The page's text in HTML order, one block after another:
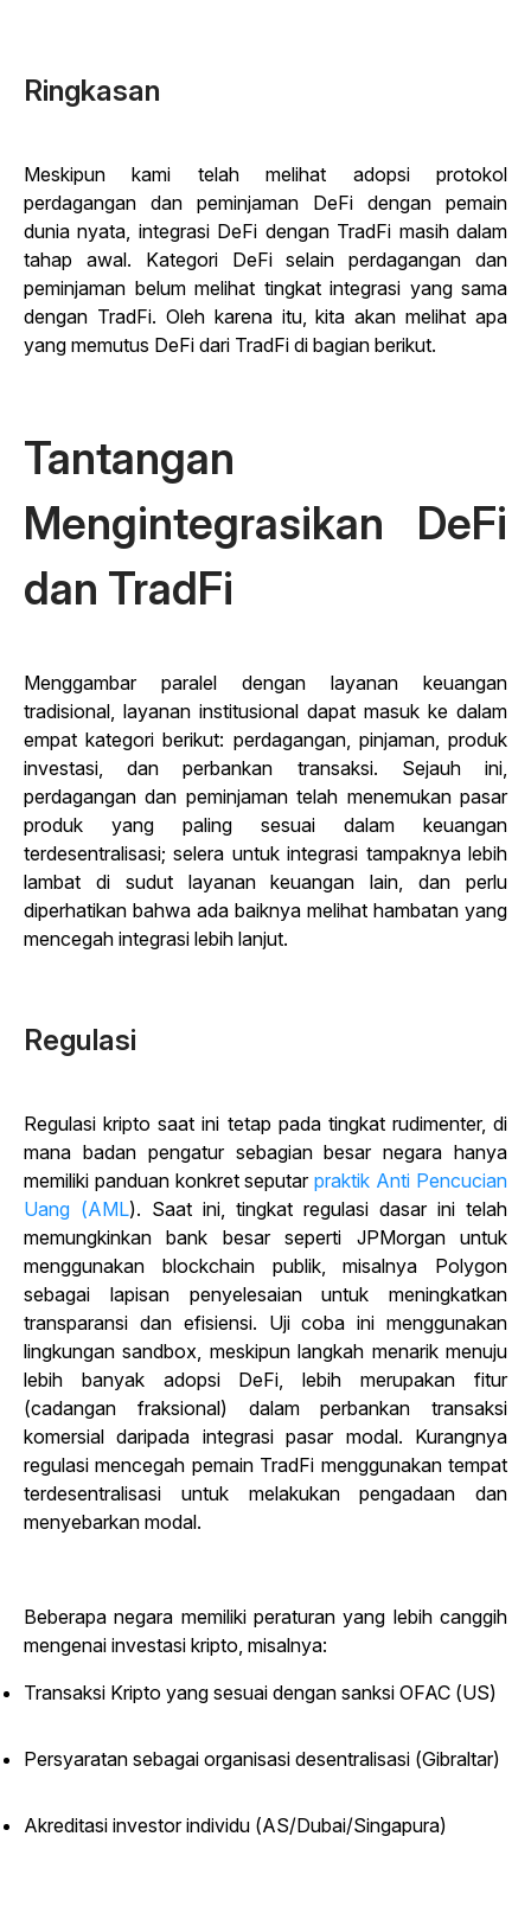
Ringkasan
Meskipun kami telah melihat adopsi protokol
perdagangan dan peminjaman DeFi dengan pemain
dunia nyata, integrasi DeFi dengan TradFi masih dalam
tahap awal. Kategori DeFi selain perdagangan dan
peminjaman belum melihat tingkat integrasi yang sama
dengan TradFi. Oleh karena itu, kita akan melihat apa
yang memutus DeFi dari TradFi di bagian berikut.
Tantangan
Mengintegrasikan DeFi
dan TradFi
Menggambar paralel dengan layanan keuangan
tradisional, layanan institusional dapat masuk ke dalam
empat kategori berikut: perdagangan, pinjaman, produk
investasi, dan perbankan transaksi. Sejauh ini,
perdagangan dan peminjaman telah menemukan pasar
produk yang paling sesuai dalam keuangan
terdesentralisasi; selera untuk integrasi tampaknya lebih
lambat di sudut layanan keuangan lain, dan perlu
diperhatikan bahwa ada baiknya melihat hambatan yang
mencegah integrasi lebih lanjut.
Regulasi
Regulasi kripto saat ini tetap pada tingkat rudimenter, di
mana badan pengatur sebagian besar negara hanya
memiliki panduan konkret seputarpraktik Anti Pencucian
Uang (AML). Saat ini, tingkat regulasi dasar ini telah
memungkinkan bank besar seperti JPMorgan untuk
menggunakan blockchain publik, misalnya Polygon
sebagai lapisan penyelesaian untuk meningkatkan
transparansi dan efisiensi. Uji coba ini menggunakan
lingkungan sandbox, meskipun langkah menarik menuju
lebih banyak adopsi DeFi, lebih merupakan fitur
(cadangan fraksional) dalam perbankan transaksi
komersial daripada integrasi pasar modal. Kurangnya
regulasi mencegah pemain TradFi menggunakan tempat
terdesentralisasi untuk melakukan pengadaan dan
menyebarkan modal.
Beberapa negara memiliki peraturan yang lebih canggih
mengenai investasi kripto, misalnya:
Transaksi Kripto yang sesuai dengan sanksi OFAC (US)
Persyaratan sebagai organisasi desentralisasi (Gibraltar)
Akreditasi investor individu (AS/Dubai/Singapura)